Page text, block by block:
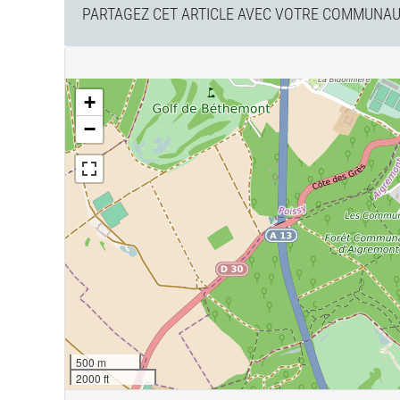
PARTAGEZ CET ARTICLE AVEC VOTRE